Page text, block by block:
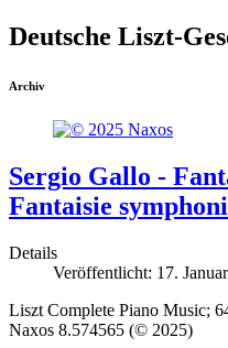
Deutsche Liszt-
Archiv
Sergio Gallo -
Fantaisie
Details
Veröffentlicht: 17.
Liszt Complete Piano Music;
Naxos 8.574565 (© 2025)